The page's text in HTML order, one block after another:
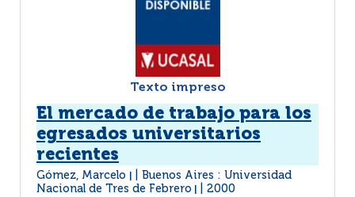
Texto impreso
El mercado de trabajo para los
egresados universitarios
recientes
Gómez, Marcelo
Buenos Aires : Universidad
Nacional de Tres de Febrero
2000